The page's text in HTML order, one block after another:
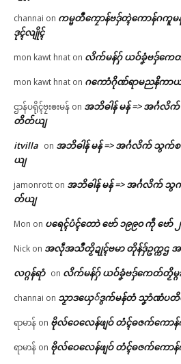
channai on ကမ္မတဳကၠောန်ဗဒှ်တ္ၚဲကောန်ဂကူ
ဒုၚ်လျိုၚ်
mon kawt hnat on လိက်မန်ဂှ် ယဝ်ခၞံဗဒှ်ကေတ်
mon kawt hnat on ဂကောံဂိုဏ်ရာမညနိကာ
ဌာန်ပရိုၚ်ဗၠးၜးမန် on အဘိဓါန် မန် => အၚ်္ဂ
တိတ်ယျ
itvilla on အဘိဓါန် မန် => အၚ်္ဂလိက် သွက်
ယျ
jamonrott on အဘိဓါန် မန် => အၚ်္ဂလိက်
တ်ယျ
Mon on ပရေၚ်ပံၚ်တောဲ ဗော် ၁၉၉၀ ကဵု ဗေ
Nick on အလဵုအသဳတၟိဍုၚ်ဗမာ တိုန်ဒှ်ဥက္ကဌ အာဇ
လဂ္ဂန်ရာံ on လိက်မန်ဂှ် ယဝ်ခၞံဗဒှ်ကေတ်တၟိမ္ဂ
channai on သၟာဒယှေ်ဒွက်မန်တံ သၞာံဏံပ
ရာမာန် on ဗိုလ်ဝေလေန်ဖျဝ် တံၚ်ဓဇက်ကော
ရာမာန် on ဗိုလ်ဝေလေန်ဖျဝ် တံၚ်ဓဇက်ကော